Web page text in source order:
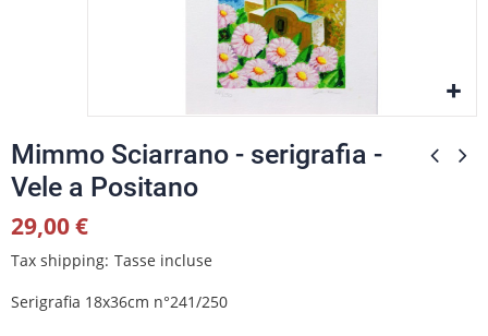
Mimmo Sciarrano - serigrafia -
Vele a Positano
29,00 €
Tax shipping Tasse incluse
Serigrafia 18x36cm n°241/250